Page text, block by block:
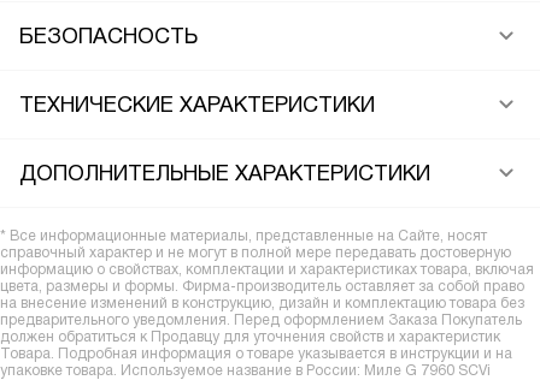
БЕЗОПАСНОСТЬ
ТЕХНИЧЕСКИЕ ХАРАКТЕРИСТИКИ
ДОПОЛНИТЕЛЬНЫЕ ХАРАКТЕРИСТИКИ
* Все информационные материалы, представленные на Сайте, носят
справочный характер и не могут в полной мере передавать достоверную
информацию о свойствах, комплектации и характеристиках товара, включая
цвета, размеры и формы. Фирма-производитель оставляет за собой право
на внесение изменений в конструкцию, дизайн и комплектацию товара без
предварительного уведомления. Перед оформлением Заказа Покупатель
должен обратиться к Продавцу для уточнения свойств и характеристик
Товара. Подробная информация о товаре указывается в инструкции и на
упаковке товара. Используемое название в России: Миле G 7960 SCVi